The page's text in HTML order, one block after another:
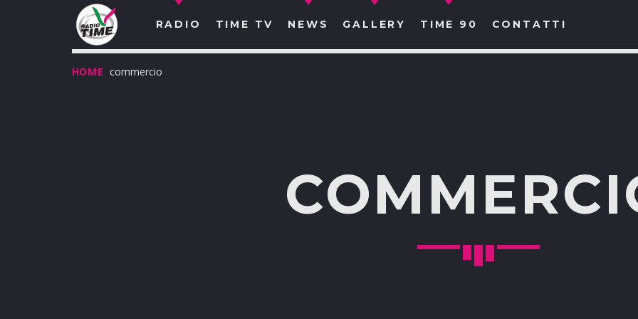
RADIO TIME TV NEWS GALLERY TIME 90 CONTATTI
HOME commercio